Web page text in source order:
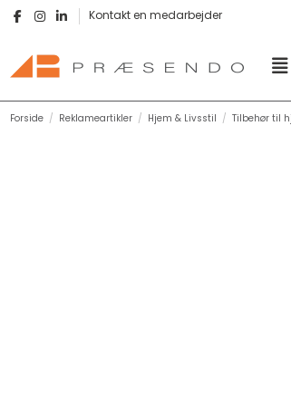
Kontakt en medarbejder
Forside Reklameartikler Hjem & Livsstil Tilbehør til